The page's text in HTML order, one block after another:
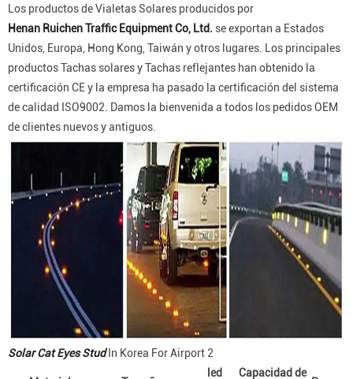
Los productos de Vialetas Solares producidos por
Henan Ruichen Traffic Equipment Co, Ltd. se exportan a Estados
Unidos, Europa, Hong Kong, Taiwán y otros lugares. Los principales
productos Tachas solares y Tachas reflejantes han obtenido la
certificación CE y la empresa ha pasado la certificación del sistema
de calidad ISO9002. Damos la bienvenida a todos los pedidos OEM
de clientes nuevos y antiguos.
Solar Cat Eyes StudIn Korea For Airport 2
led
Capacidad de